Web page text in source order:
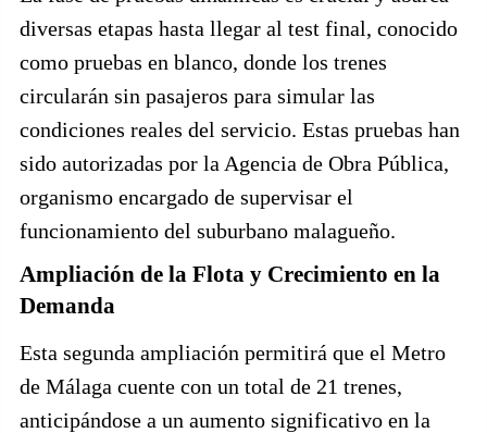
diversas etapas hasta llegar al test final, conocido
como pruebas en blanco, donde los trenes
circularán sin pasajeros para simular las
condiciones reales del servicio. Estas pruebas han
sido autorizadas por la Agencia de Obra Pública,
organismo encargado de supervisar el
funcionamiento del suburbano malagueño.
Ampliación de la Flota y Crecimiento en la
Demanda
Esta segunda ampliación permitirá que el Metro
de Málaga cuente con un total de 21 trenes,
anticipándose a un aumento significativo en la